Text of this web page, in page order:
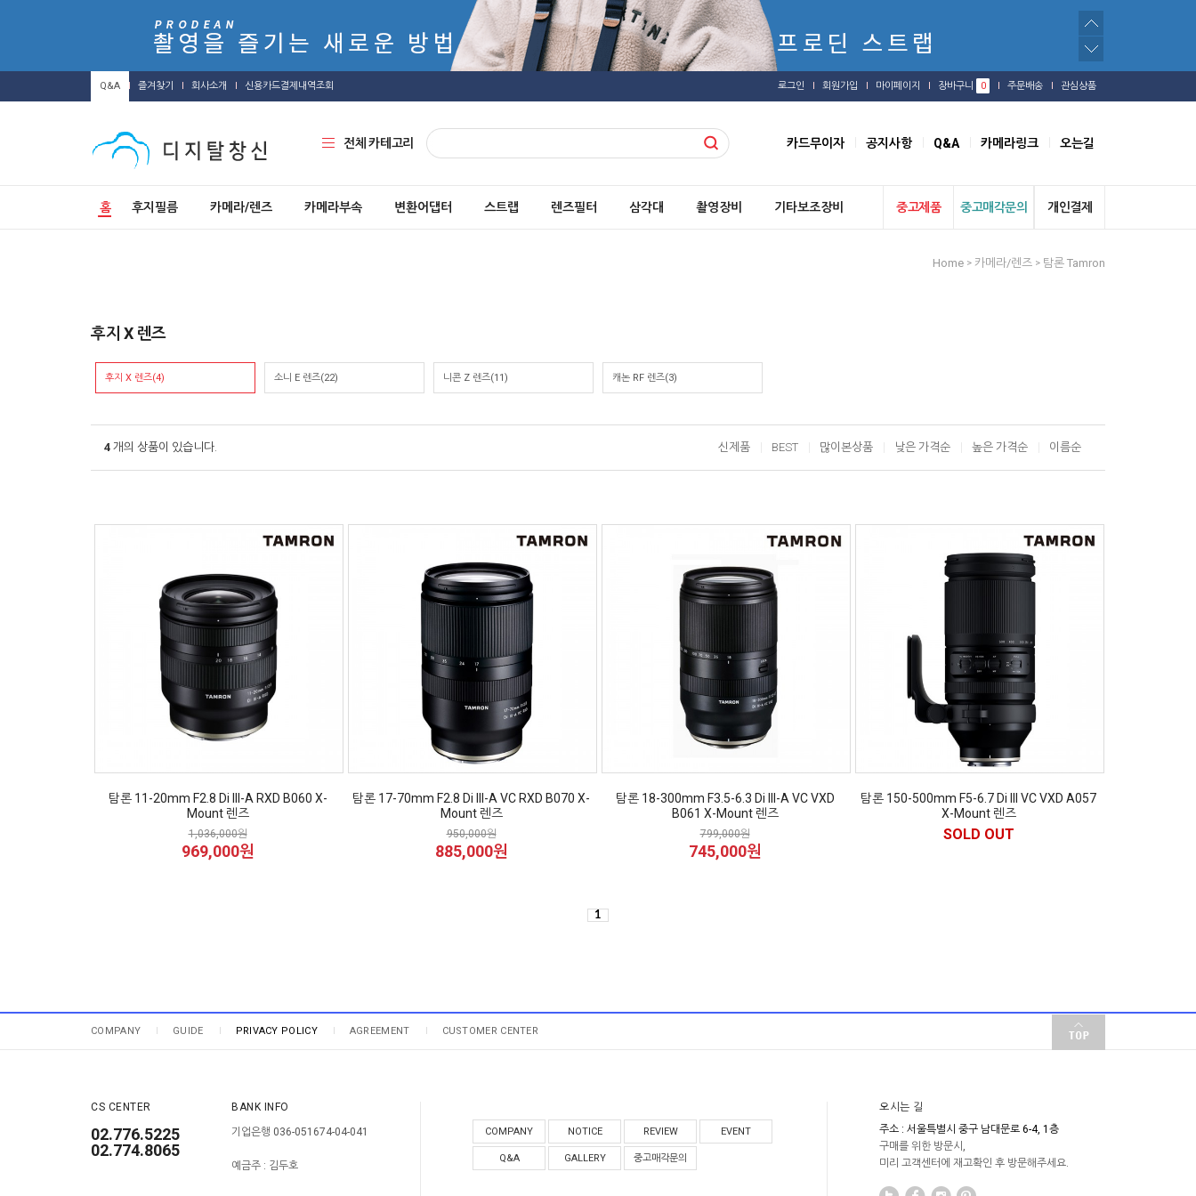
Q&A 즐겨찾기 회사소개 신용카드결제내역조회 로그인 회원가입 마이페이지 장바구니 0 주문배송 관심상품
전체 카테고리 카드무이자 공지사항 Q&A 카메라링크 오는길
홈 후지필름 카메라/렌즈 카메라부속 변환어댑터 스트랩 렌즈필터 삼각대 촬영장비 기타보조장비 중고제품 중고매각문의 개인결제
Home > 카메라/렌즈 > 탐론 Tamron
후지 X 렌즈
후지 X 렌즈(4) 소니 E 렌즈(22) 니콘 Z 렌즈(11) 캐논 RF 렌즈(3)
4 개의 상품이 있습니다. 신제품 BEST 많이본상품 낮은 가격순 높은 가격순 이름순
탐론 11-20mm F2.8 Di III-A RXD B060 X-
Mount 렌즈
1,036,000원
969,000원
탐론 17-70mm F2.8 Di III-A VC RXD B070 X-
Mount 렌즈
950,000원
885,000원
탐론 18-300mm F3.5-6.3 Di III-A VC VXD
B061 X-Mount 렌즈
799,000원
745,000원
탐론 150-500mm F5-6.7 Di III VC VXD A057
X-Mount 렌즈
SOLD OUT
1
COMPANY GUIDE PRIVACY POLICY AGREEMENT CUSTOMER CENTER
CS CENTER
02.776.5225
02.774.8065
BANK INFO
기업은행 036-051674-04-041
예금주 : 김두호
COMPANY NOTICE REVIEW EVENT
Q&A GALLERY 중고매각문의
오시는 길
주소 : 서울특별시 중구 남대문로 6-4, 1층
구매를 위한 방문시,
미리 고객센터에 재고확인 후 방문해주세요.